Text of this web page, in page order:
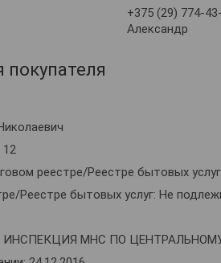
+375 (29) 774-
Александр
реестре/Реестре бытовых
Реестре бытовых услуг: Не
ИНСПЕКЦИЯ МНС ПО